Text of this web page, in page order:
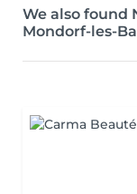
We also found
Mondorf-les-